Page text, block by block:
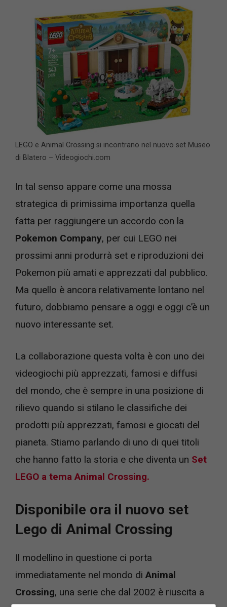
LEGO e Animal Crossing si incontrano nel nuovo set Museo
di Blatero – Videogiochi.com
In tal senso appare come una mossa
strategica di primissima importanza quella
fatta per raggiungere un accordo con la
Pokemon Company, per cui LEGO nei
prossimi anni produrrà set e riproduzioni dei
Pokemon più amati e apprezzati dal pubblico.
Ma quello è ancora relativamente lontano nel
futuro, dobbiamo pensare a oggi e oggi c’è un
nuovo interessante set.
La collaborazione questa volta è con uno dei
videogiochi più apprezzati, famosi e diffusi
del mondo, che è sempre in una posizione di
rilievo quando si stilano le classifiche dei
prodotti più apprezzati, famosi e giocati del
pianeta. Stiamo parlando di uno di quei titoli
che hanno fatto la storia e che diventa un Set
LEGO a tema Animal Crossing.
Disponibile ora il nuovo set
Lego di Animal Crossing
Il modellino in questione ci porta
immediatamente nel mondo di Animal
Crossing, una serie che dal 2002 è riuscita a